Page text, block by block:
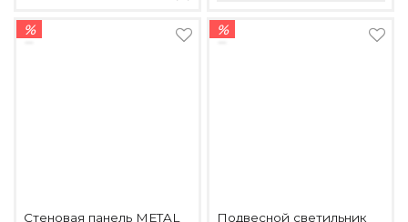
%
Стеновая панель METAL
%
Подвесной светильник